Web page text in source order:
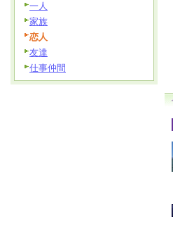
一人
家族
恋人
友達
仕事仲間